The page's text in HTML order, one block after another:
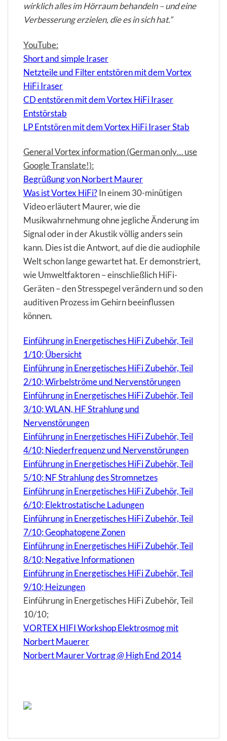
wirklich alles im Hörraum behandeln – und eine
Verbesserung erzielen, die es in sich hat.”
YouTube:
Short and simple Iraser
Netzteile und Filter entstören mit dem Vortex
HiFi Iraser
CD entstören mit dem Vortex HiFi Iraser
Entstörstab
LP Entstören mit dem Vortex HiFi Iraser Stab
General Vortex information (German only… use
Google Translate!):
Begrüßung von Norbert Maurer
Was ist Vortex HiFi?In einem 30-minütigen
Video erläutert Maurer, wie die
Musikwahrnehmung ohne jegliche Änderung im
Signal oder in der Akustik völlig anders sein
kann. Dies ist die Antwort, auf die die audiophile
Welt schon lange gewartet hat. Er demonstriert,
wie Umweltfaktoren – einschließlich HiFi-
Geräten – den Stresspegel verändern und so den
auditiven Prozess im Gehirn beeinflussen
können.
Einführung in Energetisches HiFi Zubehör, Teil
1/10; Übersicht
Einführung in Energetisches HiFi Zubehör, Teil
2/10; Wirbelströme und Nervenstörungen
Einführung in Energetisches HiFi Zubehör, Teil
3/10; WLAN, HF Strahlung und
Nervenstörungen
Einführung in Energetisches HiFi Zubehör, Teil
4/10; Niederfrequenz und Nervenstörungen
Einführung in Energetisches HiFi Zubehör, Teil
5/10; NF Strahlung des Stromnetzes
Einführung in Energetisches HiFi Zubehör, Teil
6/10; Elektrostatische Ladungen
Einführung in Energetisches HiFi Zubehör, Teil
7/10; Geophatogene Zonen
Einführung in Energetisches HiFi Zubehör, Teil
8/10; Negative Informationen
Einführung in Energetisches HiFi Zubehör, Teil
9/10; Heizungen
Einführung in Energetisches HiFi Zubehör, Teil
10/10;
VORTEX HIFI Workshop Elektrosmog mit
Norbert Mauerer
Norbert Maurer Vortrag @ High End 2014